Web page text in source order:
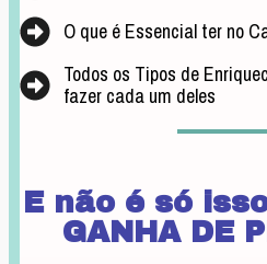
O que é Essencial ter no
Todos os Tipos de
fazer cada um deles
E não é só
GANHA DE